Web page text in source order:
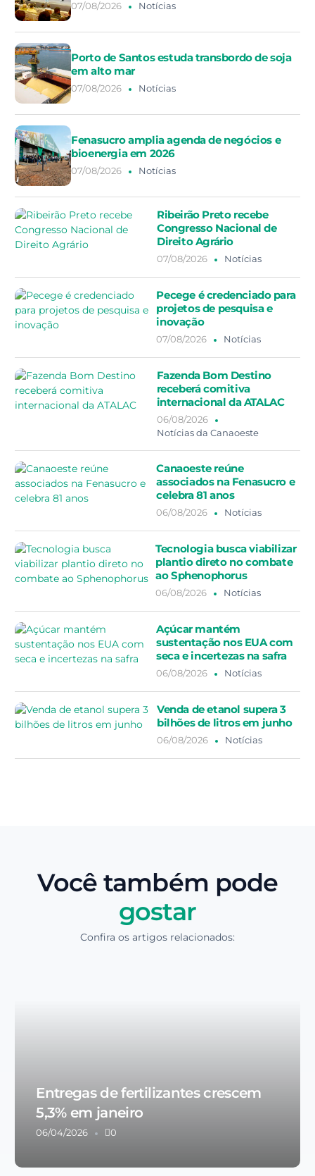
07/08/2026 Notícias
Porto de Santos estuda transbordo de soja
em alto mar
07/08/2026 Notícias
Fenasucro amplia agenda de negócios e
bioenergia em 2026
07/08/2026 Notícias
Ribeirão Preto recebe
Congresso Nacional de
Direito Agrário
07/08/2026 Notícias
Pecege é credenciado para
projetos de pesquisa e
inovação
07/08/2026 Notícias
Fazenda Bom Destino
receberá comitiva
internacional da ATALAC
06/08/2026
Notícias da Canaoeste
Canaoeste reúne
associados na Fenasucro e
celebra 81 anos
06/08/2026 Notícias
Tecnologia busca viabilizar
plantio direto no combate
ao Sphenophorus
06/08/2026 Notícias
Açúcar mantém
sustentação nos EUA com
seca e incertezas na safra
06/08/2026 Notícias
Venda de etanol supera 3
bilhões de litros em junho
06/08/2026 Notícias
Você também pode
gostar
Confira os artigos relacionados:
Entregas de fertilizantes crescem
5,3% em janeiro
06/04/2026 0